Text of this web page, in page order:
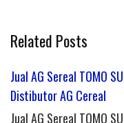
Related Posts
Jual AG Sereal TOMO
Distibutor AG Cereal
Jual AG Sereal TOMO